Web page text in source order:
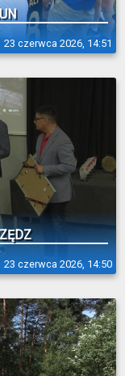
23 czerwca 2026, 14:51
23 czerwca 2026, 14:50